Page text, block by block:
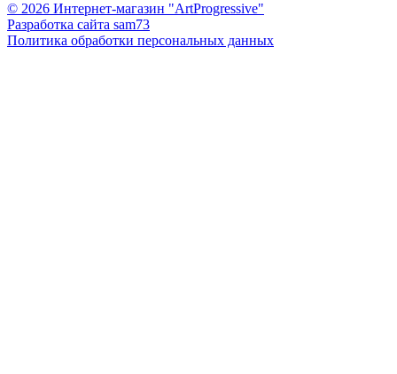
© 2026 Интернет-магазин "ArtProgressive"
Разработка сайта sam73
Политика обработки персональных данных